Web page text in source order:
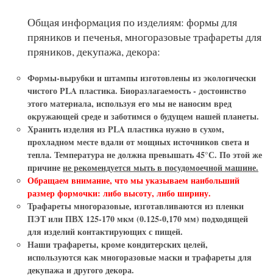
Общая информация по изделиям: формы для
пряников и печенья, многоразовые трафареты для
пряников, декупажа, декора:
Формы-вырубки и штампыизготовлены из экологически
чистого PLA пластика. Биоразлагаемость - достоинство
этого материала, используя его мы не наносим вред
окружающей среде и заботимся о будущем нашей планеты.
Хранить изделия из PLA пластика нужно в сухом,
прохладном месте вдали от мощных источников света и
тепла. Температура не должна превышать 45°С. По этой же
причинене рекомендуется мыть в посудомоечной машине.
Обращаем внимание, что мы указываем наибольший
размер формочки: либо высоту, либо ширину.
Трафареты многоразовые, изготавливаются из пленки
ПЭТ или ПВХ 125-170 мкм (0.125-0,170 мм) подходящей
для изделий контактирующих с пищей.
Нашитрафареты, кроме кондитерских целей,
используются какмногоразовые маски и трафареты для
декупажа и другого декора.